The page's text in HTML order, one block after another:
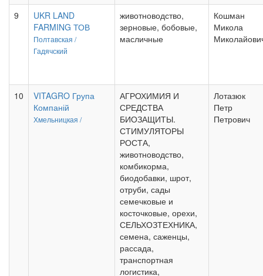
9
UKR LAND
FARMING ТОВ
Полтавская /
Гадячский
животноводство,
зерновые, бобовые,
масличные
Кошман
Микола
10
VITAGRO Група
Компаній
Хмельницкая /
АГРОХИМИЯ И
СРЕДСТВА
БИОЗАЩИТЫ.
СТИМУЛЯТОРЫ
РОСТА,
животноводство,
комбикорма,
биодобавки, шрот,
отруби, сады
семечковые и
косточковые, орехи,
СЕЛЬХОЗТЕХНИКА,
семена, саженцы,
рассада,
транспортная
логистика,
Лотазюк
Петр
Петрович